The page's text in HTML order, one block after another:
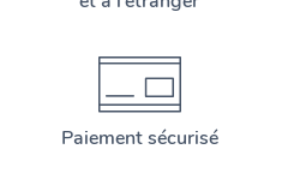
Paiement sécurisé